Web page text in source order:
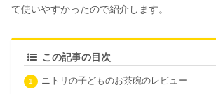
て使いやすかったので紹介します。
この記事の目次
ニトリの子どものお茶碗のレビュー